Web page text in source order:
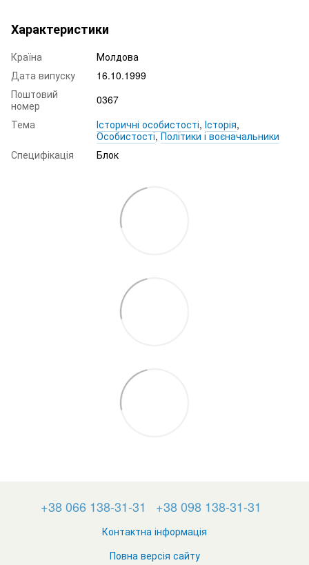
Характеристики
Країна
Молдова
Дата випуску
16.10.1999
Поштовий
номер
0367
Тема
Історичні особистості, Історія,
Особистості,Політики і воєначальники
Специфікація
Блок
+38 066 138-31-31 +38 098 138-31-31
Контактна інформація
Повна версія сайту